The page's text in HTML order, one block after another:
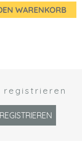
WARENKORB
REGISTRIEREN